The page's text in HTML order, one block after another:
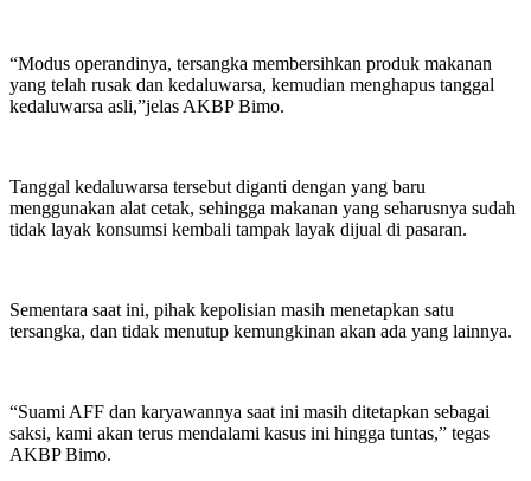
“Modus operandinya, tersangka membersihkan produk makanan
yang telah rusak dan kedaluwarsa, kemudian menghapus tanggal
kedaluwarsa asli,”jelas AKBP Bimo.
Tanggal kedaluwarsa tersebut diganti dengan yang baru
menggunakan alat cetak, sehingga makanan yang seharusnya sudah
tidak layak konsumsi kembali tampak layak dijual di pasaran.
Sementara saat ini, pihak kepolisian masih menetapkan satu
tersangka, dan tidak menutup kemungkinan akan ada yang lainnya.
“Suami AFF dan karyawannya saat ini masih ditetapkan sebagai
saksi, kami akan terus mendalami kasus ini hingga tuntas,” tegas
AKBP Bimo.